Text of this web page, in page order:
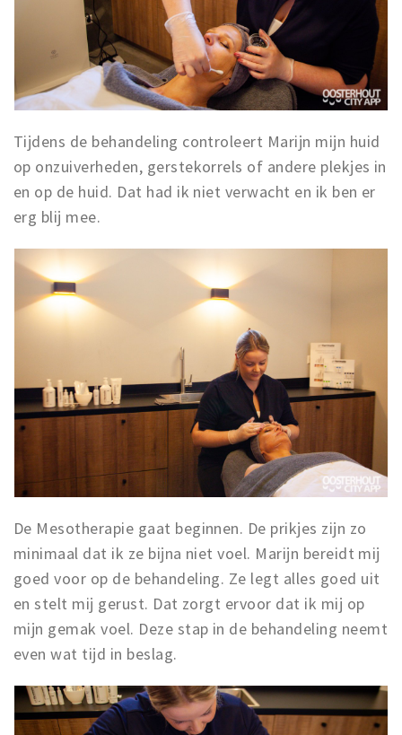
Tijdens de behandeling controleert Marijn mijn huid
op onzuiverheden, gerstekorrels of andere plekjes in
en op de huid. Dat had ik niet verwacht en ik ben er
erg blij mee.
De Mesotherapie gaat beginnen. De prikjes zijn zo
minimaal dat ik ze bijna niet voel. Marijn bereidt mij
goed voor op de behandeling. Ze legt alles goed uit
en stelt mij gerust. Dat zorgt ervoor dat ik mij op
mijn gemak voel. Deze stap in de behandeling neemt
even wat tijd in beslag.